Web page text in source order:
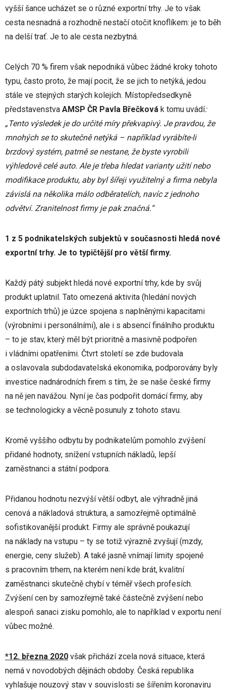
vyšší šance ucházet se o různé exportní trhy. Je to však
cesta nesnadná a rozhodně nestačí otočit knoflíkem: je to běh
na delší trať. Je to ale cesta nezbytná.
Celých 70 % firem však nepodniká vůbec žádné kroky tohoto
typu, často proto, že mají pocit, že se jich to netýká, jedou
stále ve stejných starých kolejích. Místopředsedkyně
představenstva AMSP ČR Pavla Břečková k tomu uvádí:
„Tento výsledek je do určité míry překvapivý. Je pravdou, že
mnohých se to skutečně netýká – například vyrábíte-li
brzdový systém, patrně se nestane, že byste vyrobili
výhledově celé auto. Ale je třeba hledat varianty užití nebo
modifikace produktu, aby byl šířeji využitelný a firma nebyla
závislá na několika málo odběratelích, navíc z jednoho
odvětví. Zranitelnost firmy je pak značná.“
1 z 5 podnikatelských subjektů v současnosti hledá nové
exportní trhy. Je to typičtější pro větší firmy.
Každý pátý subjekt hledá nové exportní trhy, kde by svůj
produkt uplatnil. Tato omezená aktivita (hledání nových
exportních trhů) je úzce spojena s naplněnými kapacitami
(výrobními i personálními), ale i s absencí finálního produktu
– to je stav, který měl být prioritně a masivně podpořen
i vládními opatřeními. Čtvrt století se zde budovala
a oslavovala subdodavatelská ekonomika, podporovány byly
investice nadnárodních firem s tím, že se naše české firmy
na ně jen navážou. Nyní je čas podpořit domácí firmy, aby
se technologicky a věcně posunuly z tohoto stavu.
Kromě vyššího odbytu by podnikatelům pomohlo zvýšení
přidané hodnoty, snížení vstupních nákladů, lepší
zaměstnanci a státní podpora.
Přidanou hodnotu nezvýší větší odbyt, ale výhradně jiná
cenová a nákladová struktura, a samozřejmě optimálně
sofistikovanější produkt. Firmy ale správně poukazují
na náklady na vstupu – ty se totiž výrazně zvyšují (mzdy,
energie, ceny služeb). A také jasně vnímají limity spojené
s pracovním trhem, na kterém není kde brát, kvalitní
zaměstnanci skutečně chybí v téměř všech profesích.
Zvýšení cen by samozřejmě také částečně zvýšení nebo
alespoň sanaci zisku pomohlo, ale to například v exportu není
vůbec možné.
*12. března 2020 však přichází zcela nová situace, která
nemá v novodobých dějinách obdoby. Česká republika
vyhlašuje nouzový stav v souvislosti se šířením koronaviru